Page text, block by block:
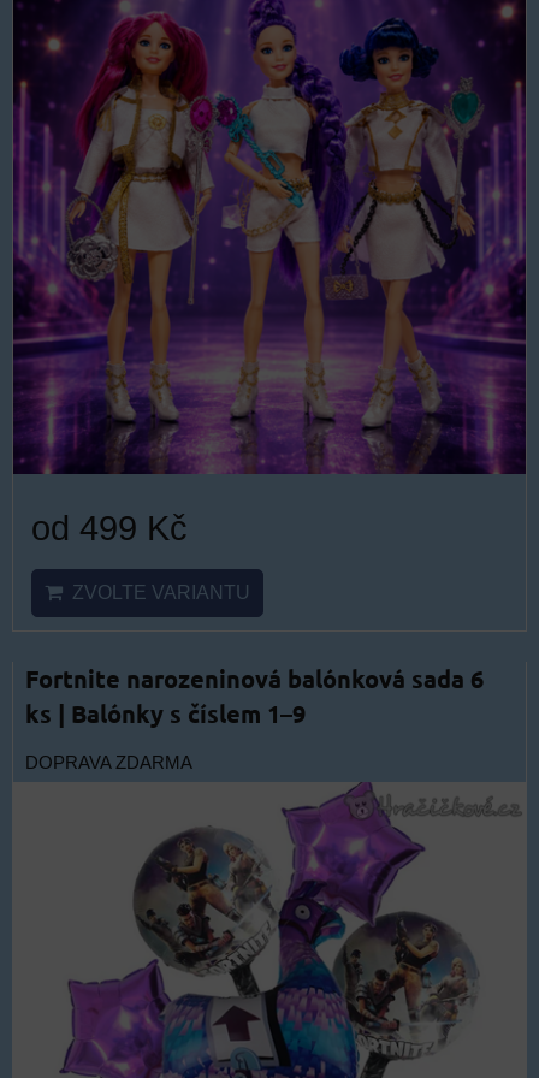
od 499 Kč
ZVOLTE VARIANTU
Fortnite narozeninová balónková sada 6
ks | Balónky s číslem 1–9
DOPRAVA ZDARMA